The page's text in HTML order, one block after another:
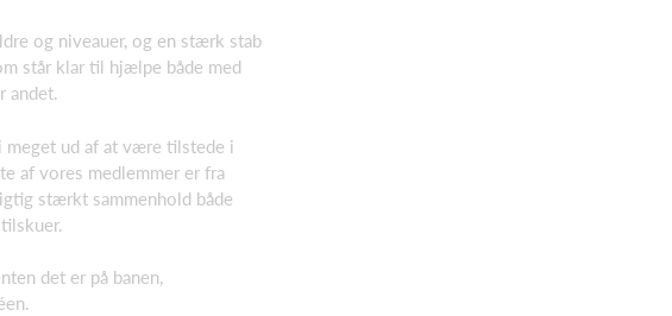
og niveauer, og en stærk stab
står klar til hjælpe både med
andet.
meget ud af at være tilstede i
af vores medlemmer er fra
stærkt sammenhold både
det er på banen,